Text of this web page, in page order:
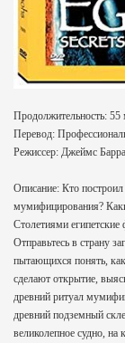
Продолжительность: 55
Перевод:
Режиссер: Джеймс
Описание: Кто
мумифицирования?
Столетиями
Отправьтесь в страну
пытающихся понять,
сделают открытие,
древний ритуал
древний подземный
великолепное судно,